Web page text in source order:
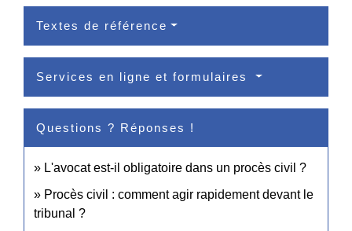
Textes de référence
Services en ligne et formulaires
Questions ? Réponses !
L'avocat est-il obligatoire dans un procès civil ?
Procès civil : comment agir rapidement devant le
tribunal ?